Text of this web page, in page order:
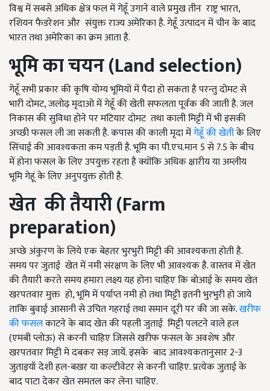
विश्व में सबसे अधिक क्षेत्र फल में गेहूँ उगाने वाले प्रमुख तीन राष्ट्र भारत,
रशियन फैडरेशन और संयुक्त राज्य अमेरिका है. गेहूँ उत्पादन में चीन के बाद
भारत तथा अमेरिका का क्रम आता है.
भूमि का चयन (Land selection)
गेहूँ सभी प्रकार की कृषि योग्य भूमियों में पैदा हो सकता है परन्तु दोमट से
भारी दोमट, जलोढ़ मृदाओ में गेहूँ की खेती सफलता पूर्वक की जाती है. जल
निकास की सुविधा होने पर मटियार दोमट तथा काली मिट्टी में भी इसकी
अच्छी फसल ली जा सकती है. कपास की काली मृदा मेंगेहूँ की खेतीके लिए
सिंचाई की आवश्यकता कम पड़ती है. भूमि का पी.एच.मान 5 से 7.5 के बीच
में होना फसल के लिए उपयुक्त रहता है क्योंकि अधिक क्षारीय या अम्लीय
भूमि गेहूं के लिए अनुपयुक्त होती है.
खेत की तैयारी (Farm
preparation)
अच्छे अंकुरण के लिये एक बेहतर भुरभुरी मिट्टी की आवश्यकता होती है.
समय पर जुताई खेत में नमी संरक्षण के लिए भी आवश्यक है. वास्तव में खेत
की तैयारी करते समय हमारा लक्ष्य यह होना चाहिए कि बोआई के समय खेत
खरपतवार मुक्त हो, भूमि में पर्याप्त नमी हो तथा मिट्टी इतनी भुरभुरी हो जाये
ताकि बुवाई आसानी से उचित गहराई तथा समान दूरी पर की जा सके.खरीफ
की फसलकाटने के बाद खेत की पहली जुताई मिट्टी पलटने वाले हल
(एमबी प्लोऊ) से करनी चाहिए जिससे खरीफ फसल के अवशेष और
खरपतवार मिट्टी मे दबकर सड़ जायें. इसके बाद आवश्यकतानुसार 2-3
जुताइयाँ देशी हल-बखर या कल्टीवेटर से करनी चाहिए. प्रत्येक जुताई के
बाद पाटा देकर खेत समतल कर लेना चाहिए.